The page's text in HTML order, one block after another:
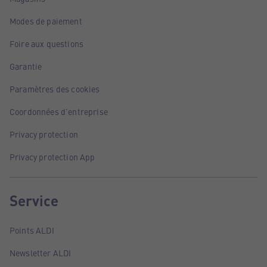
Modes de paiement
Foire aux questions
Garantie
Paramètres des cookies
Coordonnées d'entreprise
Privacy protection
Privacy protection App
Service
Points ALDI
Newsletter ALDI